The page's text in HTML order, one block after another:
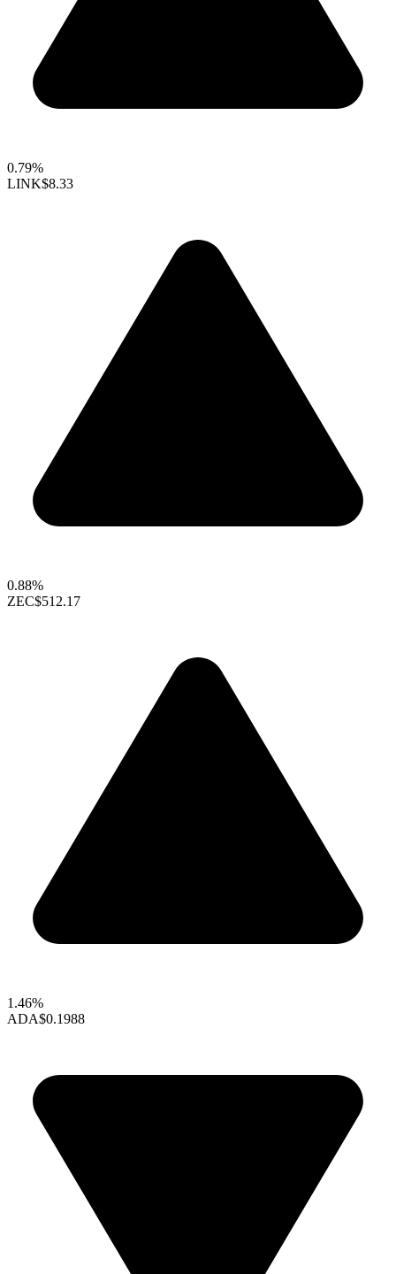
0.79%
LINK$8.33
0.88%
ZEC$512.17
1.46%
ADA$0.1988